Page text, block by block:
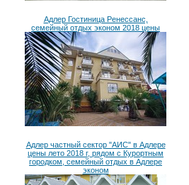
Адлер Гостиница Ренессанс,
семейный отдых эконом 2018 цены
Адлер частный сектор "АИС" в Адлере
цены лето 2018 г, рядом с Курортным
городком, семейный отдых в Адлере
эконом